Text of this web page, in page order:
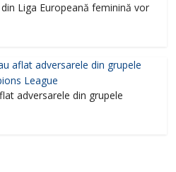
Liga Europeană feminină vor
adversarele din grupele